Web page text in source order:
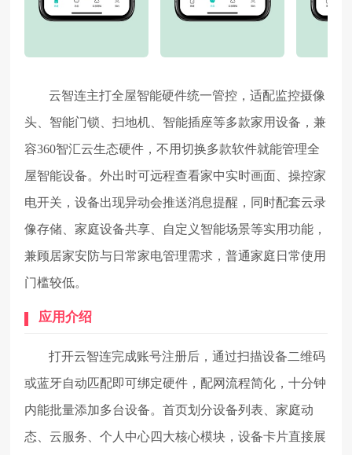
云智连主打全屋智能硬件统一管控，适配监控摄像
头、智能门锁、扫地机、智能插座等多款家用设备，兼
容360智汇云生态硬件，不用切换多款软件就能管理全
屋智能设备。外出时可远程查看家中实时画面、操控家
电开关，设备出现异动会推送消息提醒，同时配套云录
像存储、家庭设备共享、自定义智能场景等实用功能，
兼顾居家安防与日常家电管理需求，普通家庭日常使用
门槛较低。
应用介绍
打开云智连完成账号注册后，通过扫描设备二维码
或蓝牙自动匹配即可绑定硬件，配网流程简化，十分钟
内能批量添加多台设备。首页划分设备列表、家庭动
态、云服务、个人中心四大核心模块，设备卡片直接展